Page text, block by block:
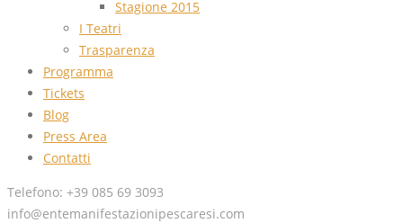
Stagione 2015
I Teatri
Trasparenza
Programma
Tickets
Blog
Press Area
Contatti
Telefono: +39 085 69 3093
info@entemanifestazionipescaresi.com